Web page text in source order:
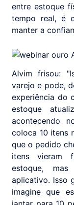
entre estoque
tempo real, é
manter a
Alvim frisou:
varejo e pode,
experiência do
estoque
acontecendo
coloca 10 itens
que o pedido
itens vieram
estoque,
aplicativo. Isso
imagine que